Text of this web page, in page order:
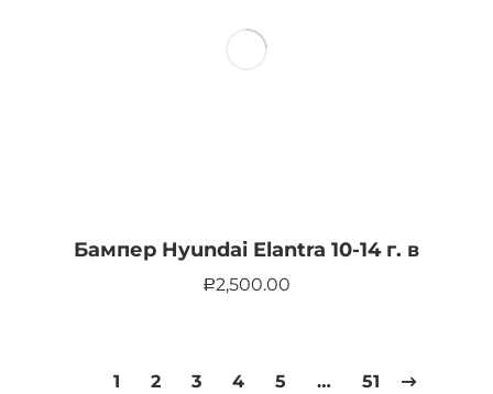
Бампер Hyundai Elantra 10-14 г. в
Р2,500.00
1 2 3 4 5 … 51